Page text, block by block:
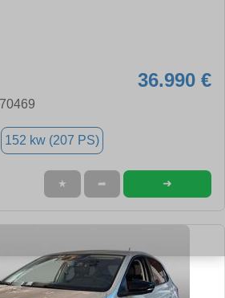
36.990 €
152 kw (207 PS)
★ ➦ ➜